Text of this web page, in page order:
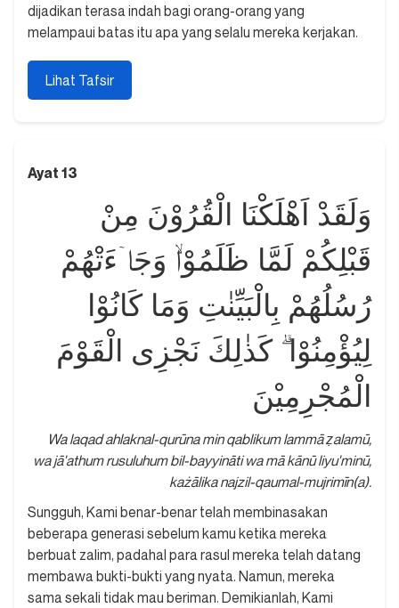
dijadikan terasa indah bagi orang-orang yang
melampaui batas itu apa yang selalu mereka kerjakan.
Lihat Tafsir
Ayat 13
وَلَقَدْ اَهْلَكْنَا الْقُرُوْنَ مِنْ
قَبْلِكُمْ لَمَّا ظَلَمُوْاۙ وَجَاۤءَتْهُمْ
رُسُلُهُمْ بِالْبَيِّنٰتِ وَمَا كَانُوْا
لِيُؤْمِنُوْا ۗ كَذٰلِكَ نَجْزِى الْقَوْمَ
الْمُجْرِمِيْنَ
Wa laqad ahlaknal-qurūna min qablikum lammā ẓalamū,
wa jā'athum rusuluhum bil-bayyināti wa mā kānū liyu'minū,
każālika najzil-qaumal-mujrimīn(a).
Sungguh, Kami benar-benar telah membinasakan
beberapa generasi sebelum kamu ketika mereka
berbuat zalim, padahal para rasul mereka telah datang
membawa bukti-bukti yang nyata. Namun, mereka
sama sekali tidak mau beriman. Demikianlah, Kami